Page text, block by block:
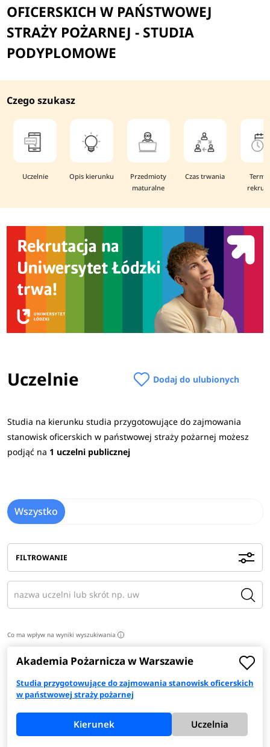
OFICERSKICH W PAŃSTWOWEJ
STRAŻY POŻARNEJ - STUDIA
PODYPLOMOWE
Czego szukasz
Uczelnie Opis kierunku
Przedmioty
maturalne
Czas trwania
Uczelnie Dodaj do ulubionych
Studia na kierunku studia przygotowujące do zajmowania
stanowisk oficerskich w państwowej straży pożarnej możesz
podjąć na 1 uczelni publicznej
Wszystko
FILTROWANIE
Co ma wpływ na wyniki wyszukiwania i
Akademia Pożarnicza w Warszawie
Studia przygotowujące do zajmowania stanowisk oficerskich
w państwowej straży pożarnej
Kierunek Uczelnia